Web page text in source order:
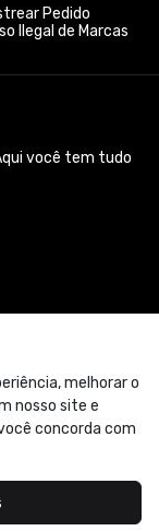
melhorar o
nosso site e
concorda com
Pedido
Ilegal de Marcas
você tem tudo